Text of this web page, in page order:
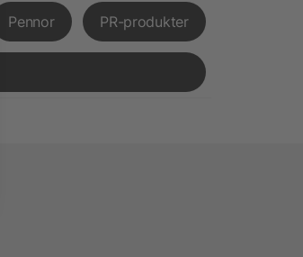
Pennor PR-produkter